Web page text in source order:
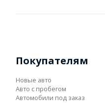
Покупателям
Новые авто
Авто с пробегом
Автомобили под заказ